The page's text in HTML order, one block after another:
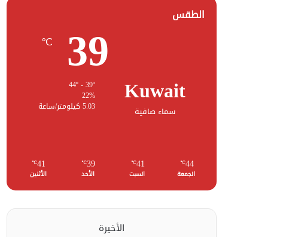
الطقس
Kuwait
سماء صافية
39
℃
44º - 39º
22%
5.03 كيلومتر/ساعة
44
℃
الجمعة
41
℃
السبت
39
℃
الأحد
41
℃
الأثنين
الأخيرة